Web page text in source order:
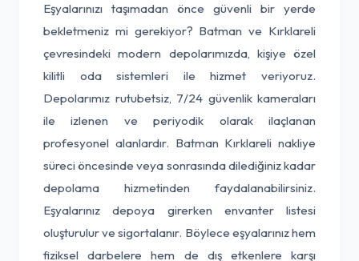
Eşyalarınızı taşımadan önce güvenli bir yerde
bekletmeniz mi gerekiyor? Batman ve Kırklareli
çevresindeki modern depolarımızda, kişiye özel
kilitli oda sistemleri ile hizmet veriyoruz.
Depolarımız rutubetsiz, 7/24 güvenlik kameraları
ile izlenen ve periyodik olarak ilaçlanan
profesyonel alanlardır. Batman Kırklareli nakliye
süreci öncesinde veya sonrasında dilediğiniz kadar
depolama hizmetinden faydalanabilirsiniz.
Eşyalarınız depoya girerken envanter listesi
oluşturulur ve sigortalanır. Böylece eşyalarınız hem
fiziksel darbelere hem de dış etkenlere karşı